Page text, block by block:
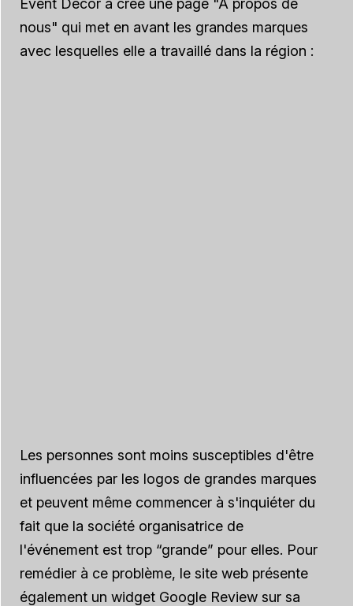
Event Decor a créé une page "À propos de
nous" qui met en avant les grandes marques
avec lesquelles elle a travaillé dans la région :
Les personnes sont moins susceptibles d'être
influencées par les logos de grandes marques
et peuvent même commencer à s'inquiéter du
fait que la société organisatrice de
l'événement est trop “grande” pour elles. Pour
remédier à ce problème, le site web présente
également un widget Google Review sur sa